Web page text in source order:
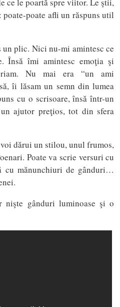
ce le poartă spre viitor. Le ştii,
poate afli un răspuns util
plic. Nici nu-mi amintesc ce
Însă îmi amintesc emoţia şi
Nu mai era “un ami
îi lăsam un semn din lumea
cu o scrisoare, însă într-un
ajutor preţios, tot din sfera
dărui un stilou, unul frumos,
Poate va scrie versuri cu
cu mănunchiuri de gânduri…
nişte gânduri luminoase şi o